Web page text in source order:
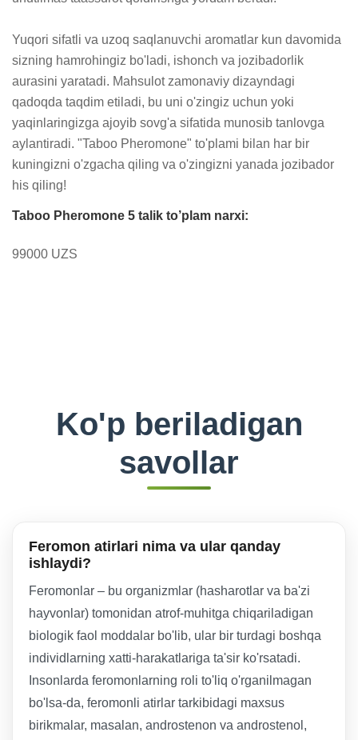
Yuqori sifatli va uzoq saqlanuvchi aromatlar kun davomida
sizning hamrohingiz bo'ladi, ishonch va jozibadorlik
aurasini yaratadi. Mahsulot zamonaviy dizayndagi
qadoqda taqdim etiladi, bu uni o'zingiz uchun yoki
yaqinlaringizga ajoyib sovg'a sifatida munosib tanlovga
aylantiradi. "Taboo Pheromone" to'plami bilan har bir
kuningizni o'zgacha qiling va o'zingizni yanada jozibador
his qiling!
Taboo Pheromone 5 talik to’plam narxi:
99000 UZS
Ko'p beriladigan
savollar
Feromon atirlari nima va ular qanday
ishlaydi?
Feromonlar – bu organizmlar (hasharotlar va ba'zi
hayvonlar) tomonidan atrof-muhitga chiqariladigan
biologik faol moddalar bo'lib, ular bir turdagi boshqa
individlarning xatti-harakatlariga ta'sir ko'rsatadi.
Insonlarda feromonlarning roli to'liq o'rganilmagan
bo'lsa-da, feromonli atirlar tarkibidagi maxsus
birikmalar, masalan, androstenon va androstenol,